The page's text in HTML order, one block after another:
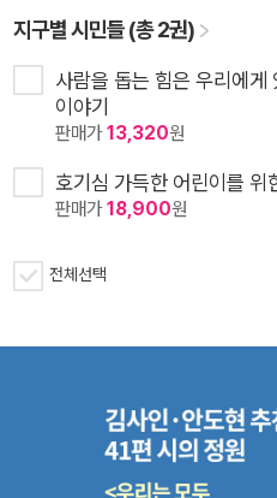
지구별 시민들 (총 2권)
사람을 돕는 힘은 우리에게
이야기
판매가13,320원
호기심 가득한 어린이를 위
판매가18,900원
전체선택